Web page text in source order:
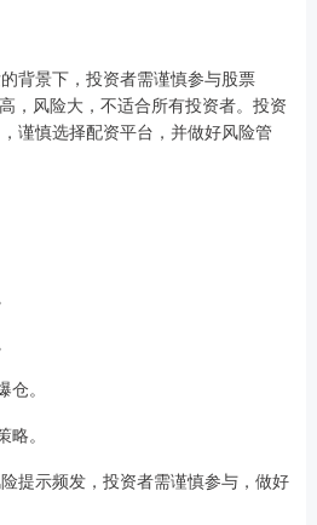
背景下，投资者需谨慎参与股票
，风险大，不适合所有投资者。投资
谨慎选择配资平台，并做好风险管
。
。
提示频发，投资者需谨慎参与，做好